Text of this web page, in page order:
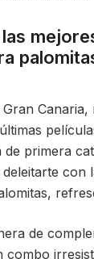
Gran
de primera
con
de